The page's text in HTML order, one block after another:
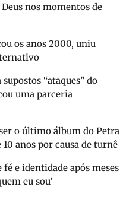
nos momentos de
os anos 2000, uniu
“ataques” do
uma parceria
ser o último álbum do Petra
anos por causa de turnê
e identidade após meses
eu sou’